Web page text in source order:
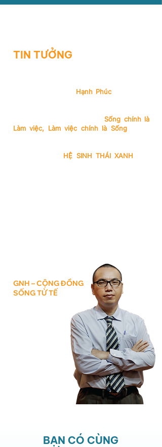
TIN TƯỞNG
Hạnh Phúcđến từ thế
niệm “Sống” và “Làm việc”.Sống chính là
Làm việc, Làm việc chính là Sống.
HỆ SINH THÁI XANH
GNH – CỘNG ĐỒNG
SỐNG TỬ TẾ
BẠN CÓ CÙNG